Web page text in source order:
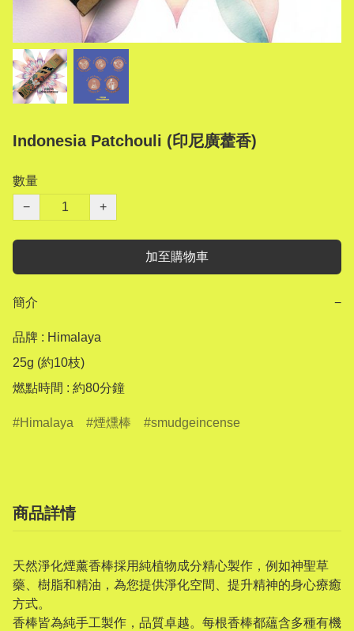
Indonesia Patchouli (印尼廣藿香)
數量
−
+
加至購物車
簡介 −
品牌 : Himalaya
25g (約10枝)
燃點時間 : 約80分鐘
Himalaya 煙燻棒 smudgeincense
商品詳情
天然淨化煙薰香棒採用純植物成分精心製作，例如神聖草
藥、樹脂和精油，為您提供淨化空間、提升精神的身心療癒
方式。
香棒皆為純手工製作，品質卓越。每根香棒都蘊含多種有機